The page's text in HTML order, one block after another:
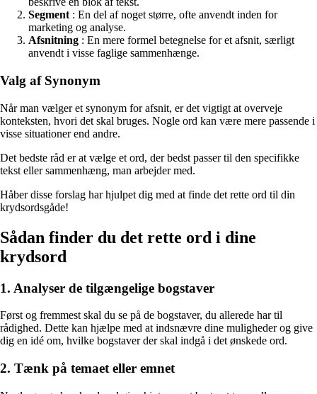
Segment: En del af noget større, ofte anvendt inden for
marketing og analyse.
Afsnitning : En mere formel betegnelse for et afsnit, særligt
anvendt i visse faglige sammenhænge.
Valg af Synonym
Når man vælger et synonym for afsnit, er det vigtigt at overveje
konteksten, hvori det skal bruges. Nogle ord kan være mere passende i
visse situationer end andre.
Det bedste råd er at vælge et ord, der bedst passer til den specifikke
tekst eller sammenhæng, man arbejder med.
Håber disse forslag har hjulpet dig med at finde det rette ord til din
krydsordsgåde!
Sådan finder du det rette ord i dine
krydsord
1. Analyser de tilgængelige bogstaver
Først og fremmest skal du se på de bogstaver, du allerede har til
rådighed. Dette kan hjælpe med at indsnævre dine muligheder og give
dig en idé om, hvilke bogstaver der skal indgå i det ønskede ord.
2. Tænk på temaet eller emnet